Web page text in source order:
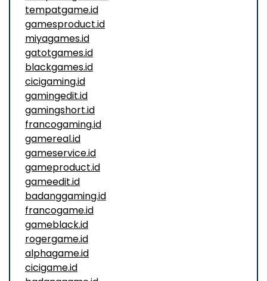
tempatgame.id
gamesproduct.id
miyagames.id
gatotgames.id
blackgames.id
cicigaming.id
gamingedit.id
gamingshort.id
francogaming.id
gamereal.id
gameservice.id
gameproduct.id
gameedit.id
badanggaming.id
francogame.id
gameblack.id
rogergame.id
alphagame.id
cicigame.id